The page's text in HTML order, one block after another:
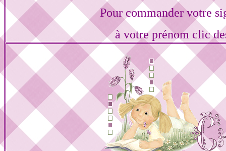
Pour commander votre
à votre prénom clic